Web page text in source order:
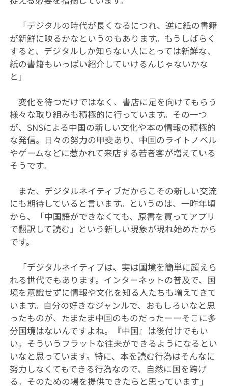
「デジタルの時代が長くなるにつれ、逆に紙の書籍
が新鮮に映るかなというのもあります。もうしばらく
すると、デジタルしか知らない人にとっては新鮮な、
紙の書籍もいっぱい紹介していけるんじゃないかな
と」
変化を待つだけではなく、書店に足を向けてもらう
様々な取り組みも積極的に行っています。その一つ
が、SNSによる中国の新しい文化や本の情報の積極的
な発信。日々の努力の甲斐あり、中国のライトノベル
やゲームなどに惹かれて来店する若者客が増えている
そうです。
また、デジタルネイティブだからこその新しい交流
にも期待していると言います。というのは、一昨年頃
から、「中国語ができなくても、原書を買ってアプリ
で翻訳して読む」という新しい現象が現れ始めたから
です。
「デジタルネイティブは、実は国境を簡単に超えら
れる世代でもあります。インターネットの普及で、国
境を意識せずに情報や文化を知る人たちも増えてきて
います。自分の好きなジャンルで、おもしろいなと思
ったものが、たまたま中国のものだったーーそこに多
分国境はないんですよね。『中国』は後付けでもい
い。そういうフラットな往来ができるようになるとい
いなと思っています。特に、本を読む行為はそんなに
努力しなくてもできる行為なので、自然に国を跨げ
る。そのための場を提供できたらと思っています」